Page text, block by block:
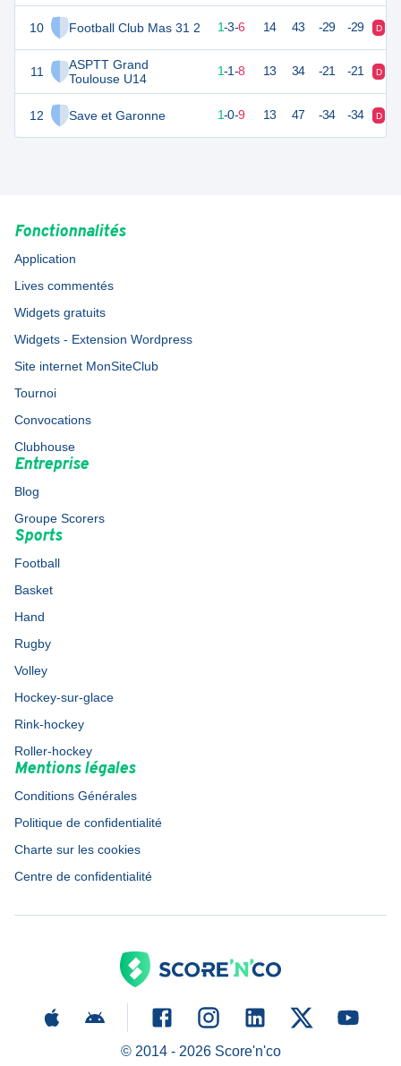
10 Football Club Mas 31 2
11
ASPTT Grand
Toulouse U14
12 Save et Garonne
6 10 1-3-6 14 43 -29 -29 D
1-1-8 13 34 -21 -21 D
3 1-0-9 13 47 -34 -34 D
Fonctionnalités
Application
Lives commentés
Widgets gratuits
Widgets - Extension Wordpress
Site internet MonSiteClub
Tournoi
Convocations
Clubhouse
Entreprise
Blog
Groupe Scorers
Sports
Football
Basket
Hand
Rugby
Volley
Hockey-sur-glace
Rink-hockey
Roller-hockey
Mentions légales
Conditions Générales
Politique de confidentialité
Charte sur les cookies
Centre de confidentialité
© 2014 - 2026Score'n'co